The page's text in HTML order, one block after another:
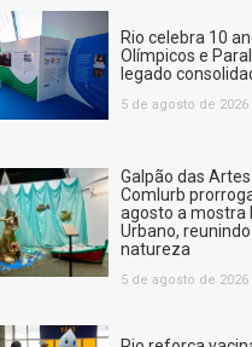
Rio celebra 10
Olímpicos e
legado
5 de agosto de 2026
Galpão das
Comlurb
agosto a mostra
Urbano,
natureza
5 de agosto de 2026